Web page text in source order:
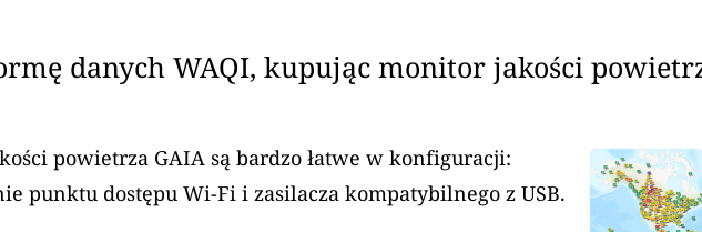
danych WAQI, kupując monitor jakości
powietrza GAIA są bardzo łatwe w konfiguracji:
punktu dostępu Wi-Fi i zasilacza kompatybilnego z USB.